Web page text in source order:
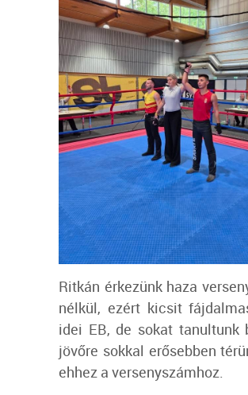
Ritkán érkezünk haza
nélkül, ezért kicsit
idei EB, de sokat tanultunk
jövőre sokkal erősebben
ehhez a versenyszámhoz.